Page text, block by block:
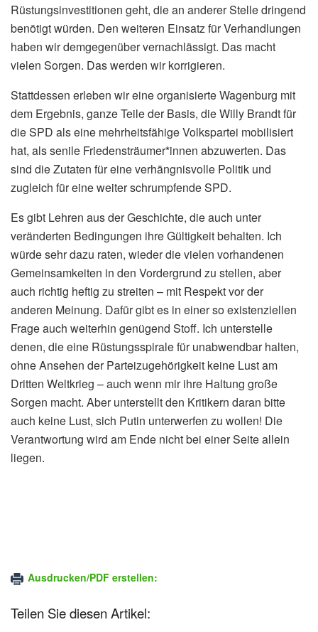
Rüstungsinvestitionen geht, die an anderer Stelle dringend
benötigt würden. Den weiteren Einsatz für Verhandlungen
haben wir demgegenüber vernachlässigt. Das macht
vielen Sorgen. Das werden wir korrigieren.
Stattdessen erleben wir eine organisierte Wagenburg mit
dem Ergebnis, ganze Teile der Basis, die Willy Brandt für
die SPD als eine mehrheitsfähige Volkspartei mobilisiert
hat, als senile Friedensträumer*innen abzuwerten. Das
sind die Zutaten für eine verhängnisvolle Politik und
zugleich für eine weiter schrumpfende SPD.
Es gibt Lehren aus der Geschichte, die auch unter
veränderten Bedingungen ihre Gültigkeit behalten. Ich
würde sehr dazu raten, wieder die vielen vorhandenen
Gemeinsamkeiten in den Vordergrund zu stellen, aber
auch richtig heftig zu streiten – mit Respekt vor der
anderen Meinung. Dafür gibt es in einer so existenziellen
Frage auch weiterhin genügend Stoff. Ich unterstelle
denen, die eine Rüstungsspirale für unabwendbar halten,
ohne Ansehen der Parteizugehörigkeit keine Lust am
Dritten Weltkrieg – auch wenn mir ihre Haltung große
Sorgen macht. Aber unterstellt den Kritikern daran bitte
auch keine Lust, sich Putin unterwerfen zu wollen! Die
Verantwortung wird am Ende nicht bei einer Seite allein
liegen.
Ausdrucken/PDF erstellen:
Teilen Sie diesen Artikel: